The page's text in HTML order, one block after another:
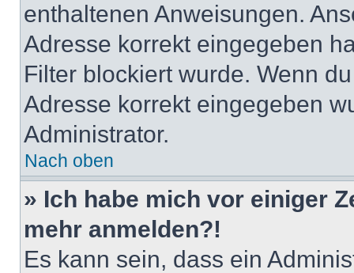
enthaltenen Anweisungen.
Adresse korrekt eingegeben
Filter blockiert wurde. Wenn
Adresse korrekt eingegeben
Administrator.
Nach oben
» Ich habe mich vor einiger
mehr anmelden?!
Es kann sein, dass ein